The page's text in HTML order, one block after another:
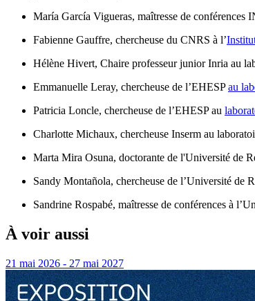
María García Vigueras, maîtresse de conférences
Fabienne Gauffre, chercheuse du CNRS à l’
Hélène Hivert, Chaire professeur junior Inria au
Emmanuelle Leray, chercheuse de l’EHESPau
Patricia Loncle, chercheuse de l’EHESP au
Charlotte Michaux, chercheuse Inserm au
Marta Mira Osuna, doctorante de l'Université de
Sandy Montañola, chercheuse de l’Université de
Sandrine Rospabé, maîtresse de conférences à
À voir aussi
21 mai 2026 - 27 mai 2027